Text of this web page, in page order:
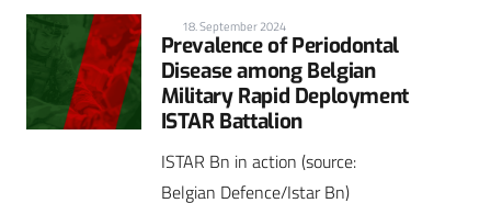
18. September 2024
Prevalence of Periodontal
Disease among Belgian
Military Rapid Deployment
ISTAR Battalion
ISTAR Bn in action (source:
Belgian Defence/Istar Bn)